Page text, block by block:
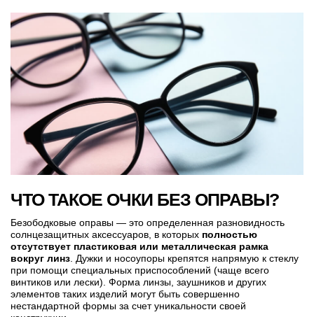
ЧТО ТАКОЕ ОЧКИ БЕЗ ОПРАВЫ?
Безободковые оправы — это определенная разновидность
солнцезащитных аксессуаров, в которых полностью
отсутствует пластиковая или металлическая рамка
вокруг линз. Дужки и носоупоры крепятся напрямую к стеклу
при помощи специальных приспособлений (чаще всего
винтиков или лески). Форма линзы, заушников и других
элементов таких изделий могут быть совершенно
нестандартной формы за счет уникальности своей